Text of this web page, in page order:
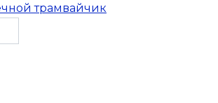
трамвайчик